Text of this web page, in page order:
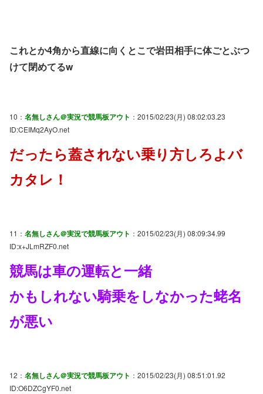
これとか4角から直線に向くとこで岩田相手に体ごとぶつ
けて閉めてるw
10： 名無しさん＠実況で競馬板アウト ：2015/02/23(月) 08:02:03.23
ID:CEIMq2AyO.net
だったら蓋されない乗り方しろよバ
カタレ！
11： 名無しさん＠実況で競馬板アウト ：2015/02/23(月) 08:09:34.99
ID:x+JLmRZF0.net
競馬は車の運転と一緒
かもしれない騎乗をしなかった蛯名
が悪い
12： 名無しさん＠実況で競馬板アウト ：2015/02/23(月) 08:51:01.92
ID:O6DZCgYF0.net